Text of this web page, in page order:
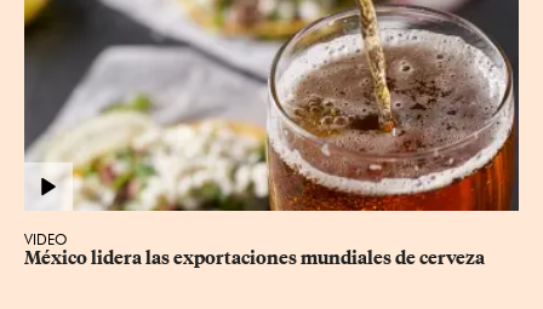
VIDEO
México lidera las exportaciones mundiales de cerveza